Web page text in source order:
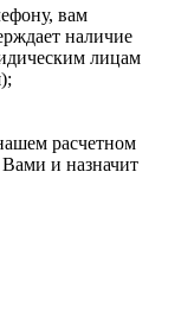
вам
наличие
лицам
расчетном
Вами и назначит